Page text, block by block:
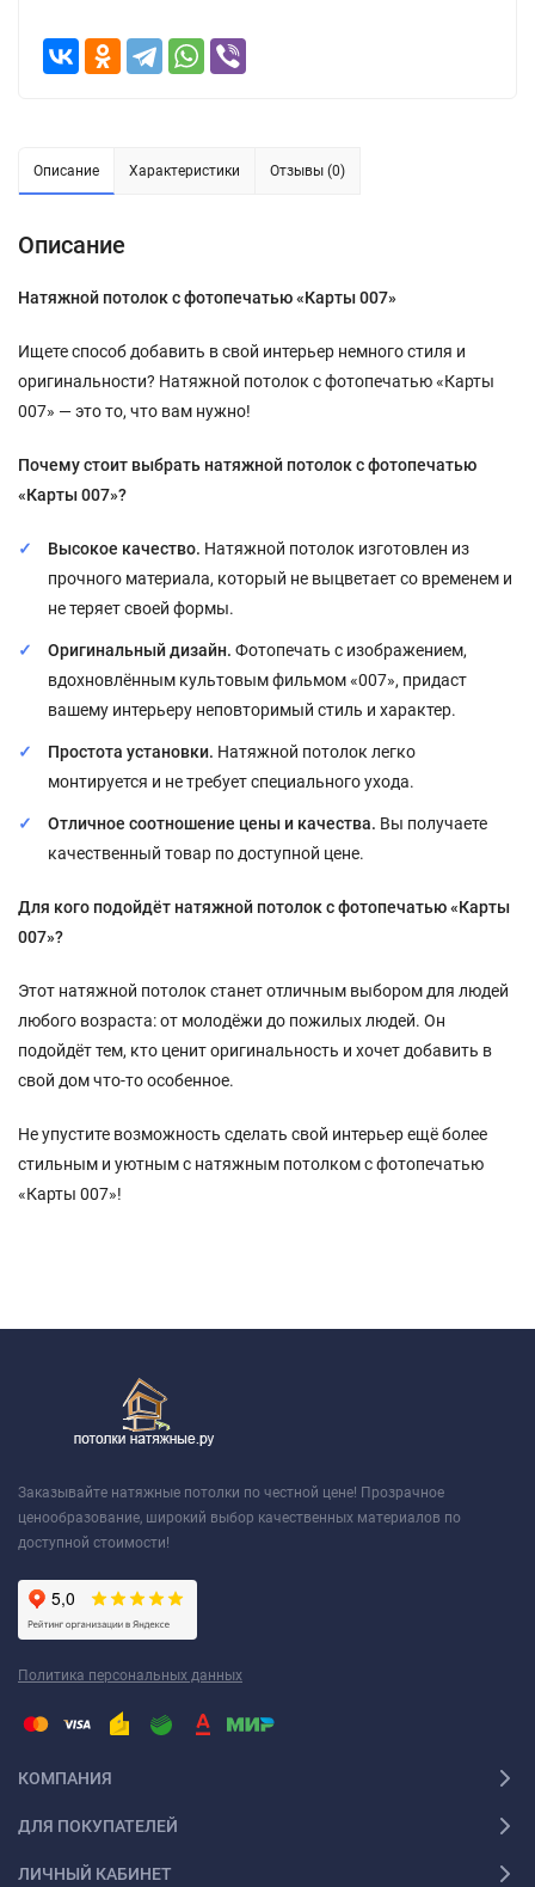
Описание Характеристики Отзывы (0)
Описание
Натяжной потолок с фотопечатью «Карты 007»
Ищете способ добавить в свой интерьер немного стиля и
оригинальности? Натяжной потолок с фотопечатью «Карты
007» — это то, что вам нужно!
Почему стоит выбрать натяжной потолок с фотопечатью
«Карты 007»?
Высокое качество. Натяжной потолок изготовлен из
прочного материала, который не выцветает со временем и
не теряет своей формы.
Оригинальный дизайн. Фотопечать с изображением,
вдохновлённым культовым фильмом «007», придаст
вашему интерьеру неповторимый стиль и характер.
Простота установки. Натяжной потолок легко
монтируется и не требует специального ухода.
Отличное соотношение цены и качества. Вы получаете
качественный товар по доступной цене.
Для кого подойдёт натяжной потолок с фотопечатью «Карты
007»?
Этот натяжной потолок станет отличным выбором для людей
любого возраста: от молодёжи до пожилых людей. Он
подойдёт тем, кто ценит оригинальность и хочет добавить в
свой дом что-то особенное.
Не упустите возможность сделать свой интерьер ещё более
стильным и уютным с натяжным потолком с фотопечатью
«Карты 007»!
Заказывайте натяжные потолки по честной цене! Прозрачное
ценообразование, широкий выбор качественных материалов по
доступной стоимости!
Политика персональных данных
КОМПАНИЯ
ДЛЯ ПОКУПАТЕЛЕЙ
ЛИЧНЫЙ КАБИНЕТ